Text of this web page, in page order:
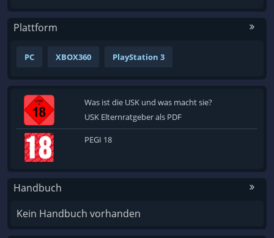
Plattform
PC XBOX360 PlayStation 3
Was ist die USK und was macht sie?
USK Elternratgeber als PDF
PEGI 18
Handbuch
Kein Handbuch vorhanden